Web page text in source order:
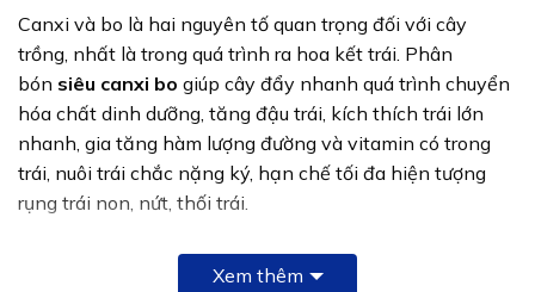
Canxi và bo là hai nguyên tố quan trọng đối với cây
trồng, nhất là trong quá trình ra hoa kết trái. Phân
bón siêu canxi bo giúp cây đẩy nhanh quá trình chuyển
hóa chất dinh dưỡng, tăng đậu trái, kích thích trái lớn
nhanh, gia tăng hàm lượng đường và vitamin có trong
trái, nuôi trái chắc nặng ký, hạn chế tối đa hiện tượng
rụng trái non, nứt, thối trái.
Công nghệ sản phẩm
Xem thêm